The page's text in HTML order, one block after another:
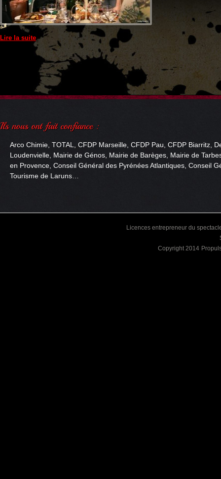
Lire la suite
Arco Chimie, TOTAL, CFDP Marseille, CFDP Pau, CFDP Biarritz,
Loudenvielle, Mairie de Génos, Mairie de Barèges, Mairie de
en Provence, Conseil Général des Pyrénées Atlantiques, Conseil
Tourisme de Laruns…
Licences entrepreneur du
Copyright 2014